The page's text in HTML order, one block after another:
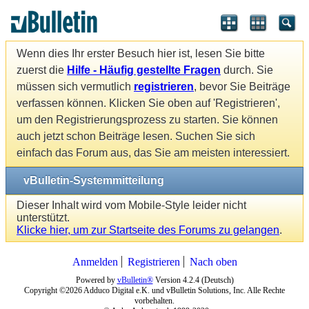
Wenn dies Ihr erster Besuch hier ist, lesen Sie bitte
zuerst die Hilfe - Häufig gestellte Fragen durch. Sie
müssen sich vermutlich registrieren, bevor Sie Beiträge
verfassen können. Klicken Sie oben auf 'Registrieren',
um den Registrierungsprozess zu starten. Sie können
auch jetzt schon Beiträge lesen. Suchen Sie sich
einfach das Forum aus, das Sie am meisten interessiert.
vBulletin-Systemmitteilung
Dieser Inhalt wird vom Mobile-Style leider nicht
unterstützt.
Klicke hier, um zur Startseite des Forums zu gelangen.
Anmelden Registrieren Nach oben
Powered by vBulletin®Version 4.2.4 (Deutsch)
Copyright ©2026 Adduco Digital e.K. und vBulletin Solutions, Inc. Alle Rechte
vorbehalten.